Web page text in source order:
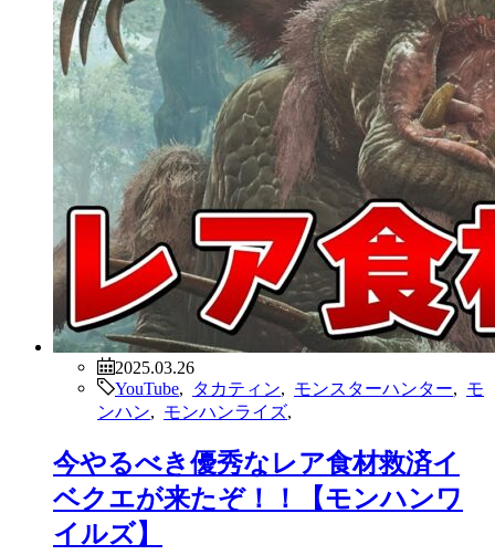
2025.03.26
YouTube
タカティン モンスターハンター
モ
ンハン
モンハンライズ
今やるべき優秀なレア食材救済イ
ベクエが来たぞ！！【モンハンワ
イルズ】